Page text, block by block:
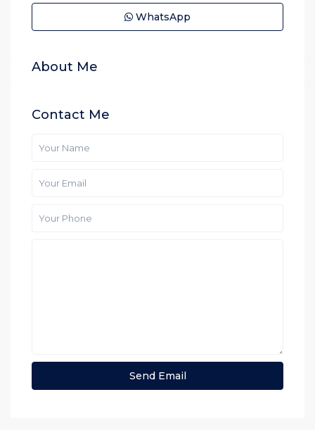
WhatsApp
About Me
Contact Me